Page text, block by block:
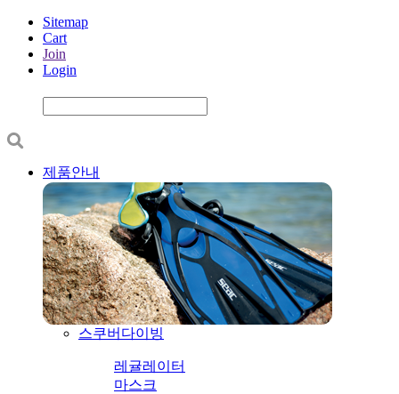
Sitemap
Cart
Join
Login
제품안내
스쿠버다이빙
레귤레이터
마스크